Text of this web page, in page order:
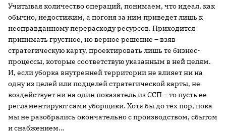
Учитывая количество операций, понимаем, что идеал, как
обычно, недостижим, а погоня за ним приведет лишь к
неоправданному перерасходу ресурсов. Приходится
принимать грустное, но верное решение – взяв
стратегическую карту, проектировать лишь те бизнес-
процессы, которые соответствую указанным в ней целям.
И, если уборка внутренней территории не влияет ни на
одну из целей или подцелей стратегической карты, не
воздействует ни на один показатель из ССП – то пусть ее
регламентируют сами уборщики. Хотя бы до тех пор, пока
мы не разобрались окончательно с производством, сбытом
и снабжением…